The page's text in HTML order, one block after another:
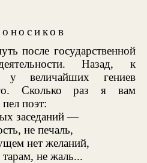
после государственной
Назад, к
у величайших гениев
Сколько раз я вам
поэт:
заседаний —
не печаль,
нет желаний,
не жаль...